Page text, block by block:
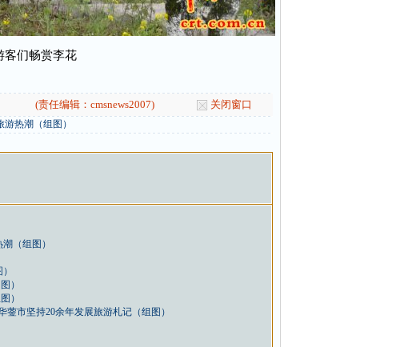
客们畅赏李花
(责任编辑：cmsnews2007) 关闭窗口
热潮（组图）
（组图）
）
）
市坚持20余年发展旅游札记（组图）